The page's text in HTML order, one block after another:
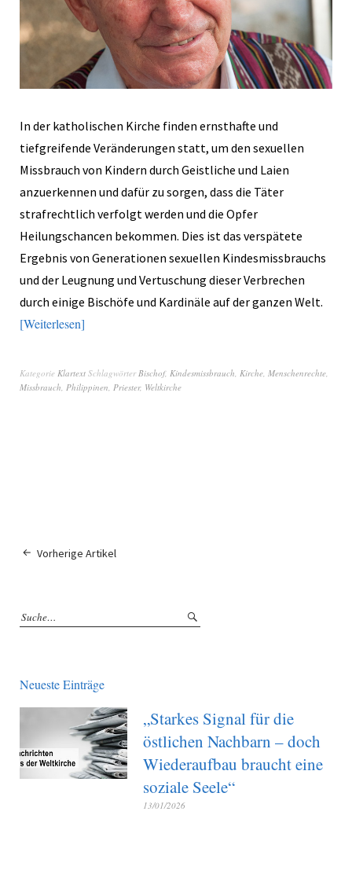
In der katholischen Kirche finden ernsthafte und
tiefgreifende Veränderungen statt, um den sexuellen
Missbrauch von Kindern durch Geistliche und Laien
anzuerkennen und dafür zu sorgen, dass die Täter
strafrechtlich verfolgt werden und die Opfer
Heilungschancen bekommen. Dies ist das verspätete
Ergebnis von Generationen sexuellen Kindesmissbrauchs
und der Leugnung und Vertuschung dieser Verbrechen
durch einige Bischöfe und Kardinäle auf der ganzen Welt.
Weiterlesen
Kategorie Klartext SchlagwörterBischof, Kindesmissbrauch, Kirche, Menschenrechte,
Missbrauch, Philippinen, Priester, Weltkirche
Vorherige Artikel
Neueste Einträge
„Starkes Signal für die
östlichen Nachbarn – doch
Wiederaufbau braucht eine
soziale Seele“
13/01/2026